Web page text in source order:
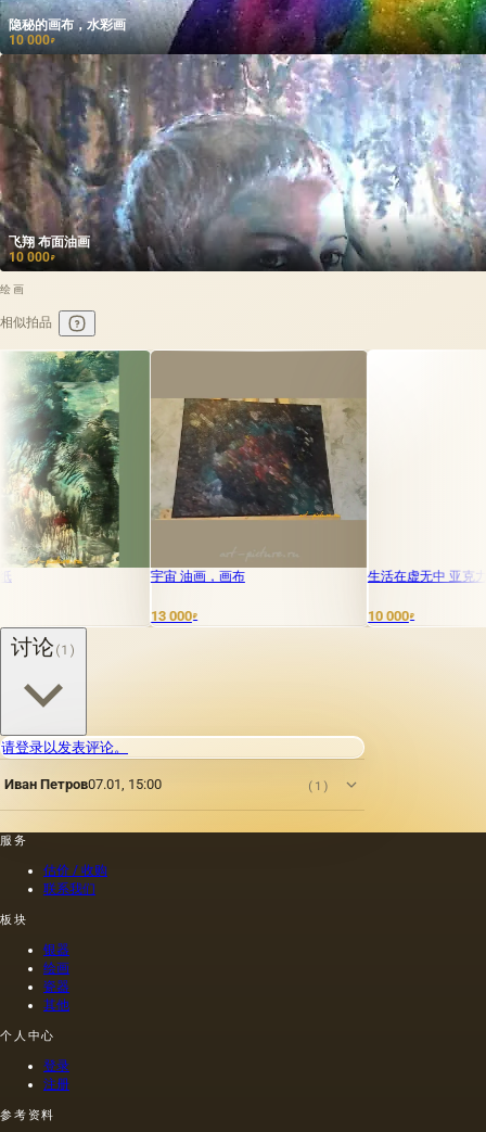
隐秘的画布，水彩画
10 000₽
飞翔 布面油画
10 000₽
绘画
相似拍品
宇宙 油画，画布 生活在虚无中 亚克力，画布
讨论(1)
请登录以发表评论。
Иван Петров07.01, 15:00 (1)
服务
估价 / 收购
联系我们
板块
银器
绘画
瓷器
其他
个人中心
登录
注册
参考资料